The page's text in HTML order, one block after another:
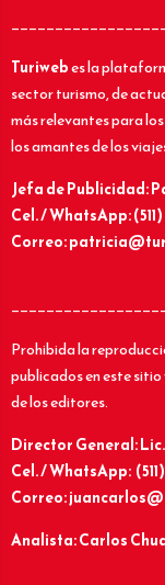
Turiwebes la
sector turismo, de
más relevantes para
los amantes de los
Jefa de Publicidad:
Cel. / WhatsApp:
Correo:
Prohibida la
publicados en este
de los editores.
Director General: Lic.
Cel. / WhatsApp:
Correo:
Analista: Carlos